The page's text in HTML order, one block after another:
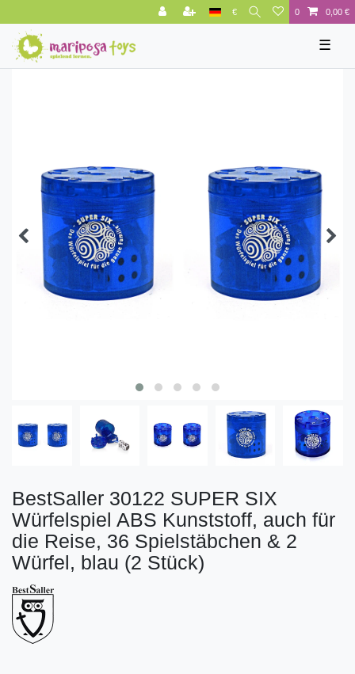
€ 0 0,00 €
☰
BestSaller 30122 SUPER SIX
Würfelspiel ABS Kunststoff, auch für
die Reise, 36 Spielstäbchen & 2
Würfel, blau (2 Stück)